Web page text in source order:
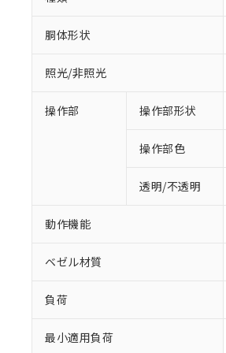
胴体形状
照光/非照光
操作部 操作部形状
操作部色
透明/不透明
動作機能
ベゼル材質
負荷
最小適用負荷